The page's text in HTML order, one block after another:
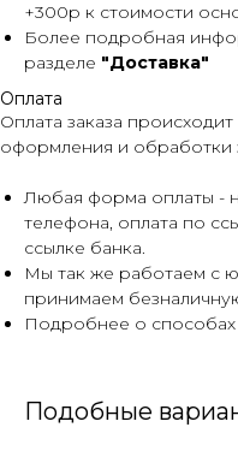
+300р к стоимости
Более подробная
разделе "Доставка"
Оплата
Оплата заказа
оформления и
Любая форма оплаты -
телефона, оплата по
ссылке банка.
Мы так же работаем с
принимаем
Подробнее о способах
Подобные